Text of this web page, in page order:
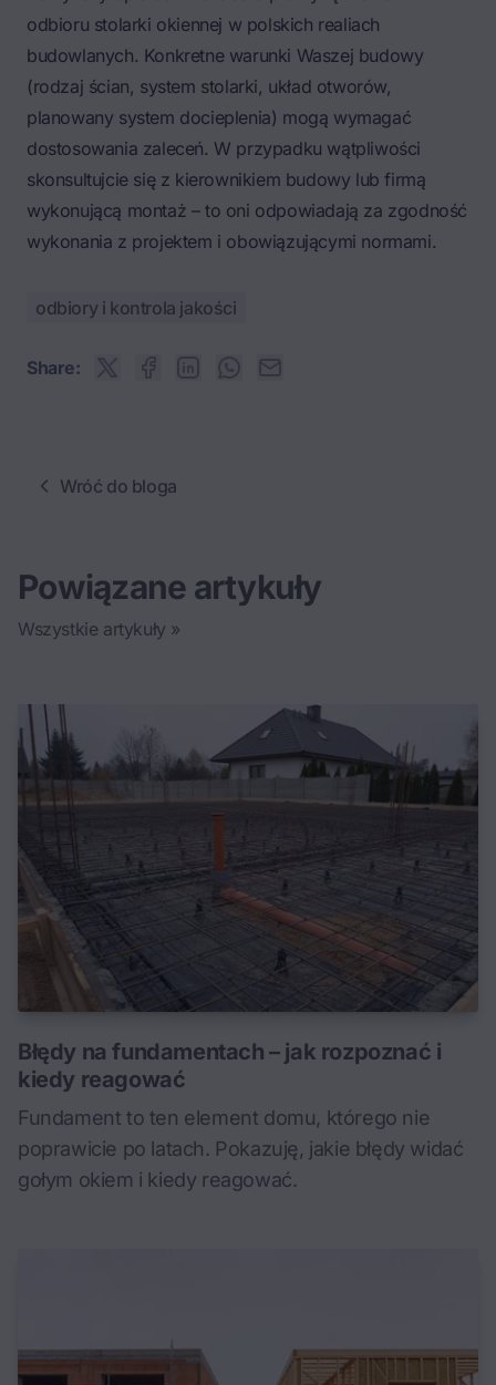
odbioru stolarki okiennej w polskich realiach
budowlanych. Konkretne warunki Waszej budowy
(rodzaj ścian, system stolarki, układ otworów,
planowany system docieplenia) mogą wymagać
dostosowania zaleceń. W przypadku wątpliwości
skonsultujcie się z kierownikiem budowy lub firmą
wykonującą montaż – to oni odpowiadają za zgodność
wykonania z projektem i obowiązującymi normami.
odbiory i kontrola jakości
Share:
Wróć do bloga
Powiązane artykuły
Wszystkie artykuły »
Błędy na fundamentach – jak rozpoznać i
kiedy reagować
Fundament to ten element domu, którego nie
poprawicie po latach. Pokazuję, jakie błędy widać
gołym okiem i kiedy reagować.